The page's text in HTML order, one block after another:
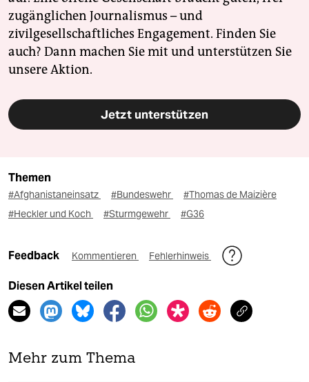
zugänglichen Journalismus – und
zivilgesellschaftliches Engagement. Finden Sie
auch? Dann machen Sie mit und unterstützen Sie
unsere Aktion.
Jetzt unterstützen
Themen
#Afghanistaneinsatz #Bundeswehr
#Thomas de Maizière
#Heckler und Koch
#Sturmgewehr #G36
Feedback Kommentieren Fehlerhinweis
Diesen Artikel teilen
Mehr zum Thema